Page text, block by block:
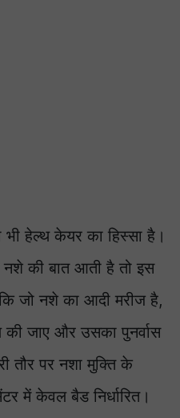
भी हेल्थ केयर का हिस्सा है।
की बात आती है तो इस
कि जो नशे का आदी मरीज है,
जाए और उसका पुनर्वास
तौर पर नशा मुक्ति के
में केवल बैड निर्धारित।